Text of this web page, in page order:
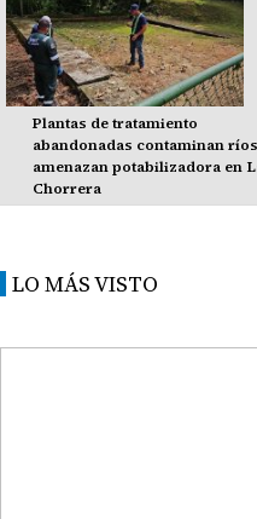
Plantas de tratamiento
abandonadas contaminan
amenazan potabilizadora en
Chorrera
LO MÁS VISTO